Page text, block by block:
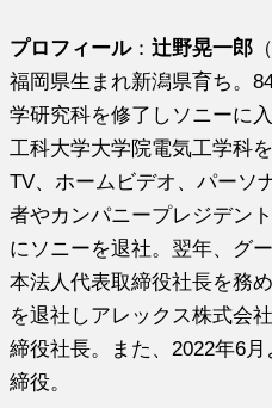
プロフィール：辻野晃一郎
福岡県生まれ新潟県育ち。
学研究科を修了しソニーに
工科大学大学院電気工学科
TV、ホームビデオ、パーソ
者やカンパニープレジデン
にソニーを退社。翌年、グ
本法人代表取締役社長を務
を退社しアレックス株式会
締役社長。また、2022年6
締役。